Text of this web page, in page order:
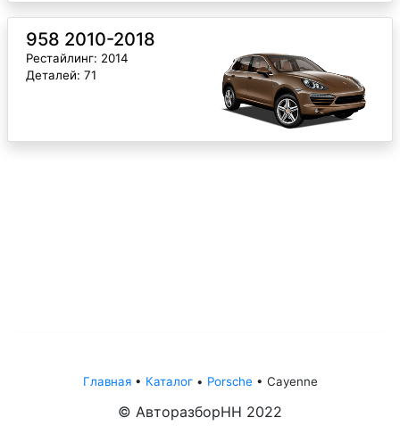
958 2010-2018
Рестайлинг: 2014
Деталей: 71
Главная• Каталог• Porsche • Cayenne
© АвторазборНН 2022